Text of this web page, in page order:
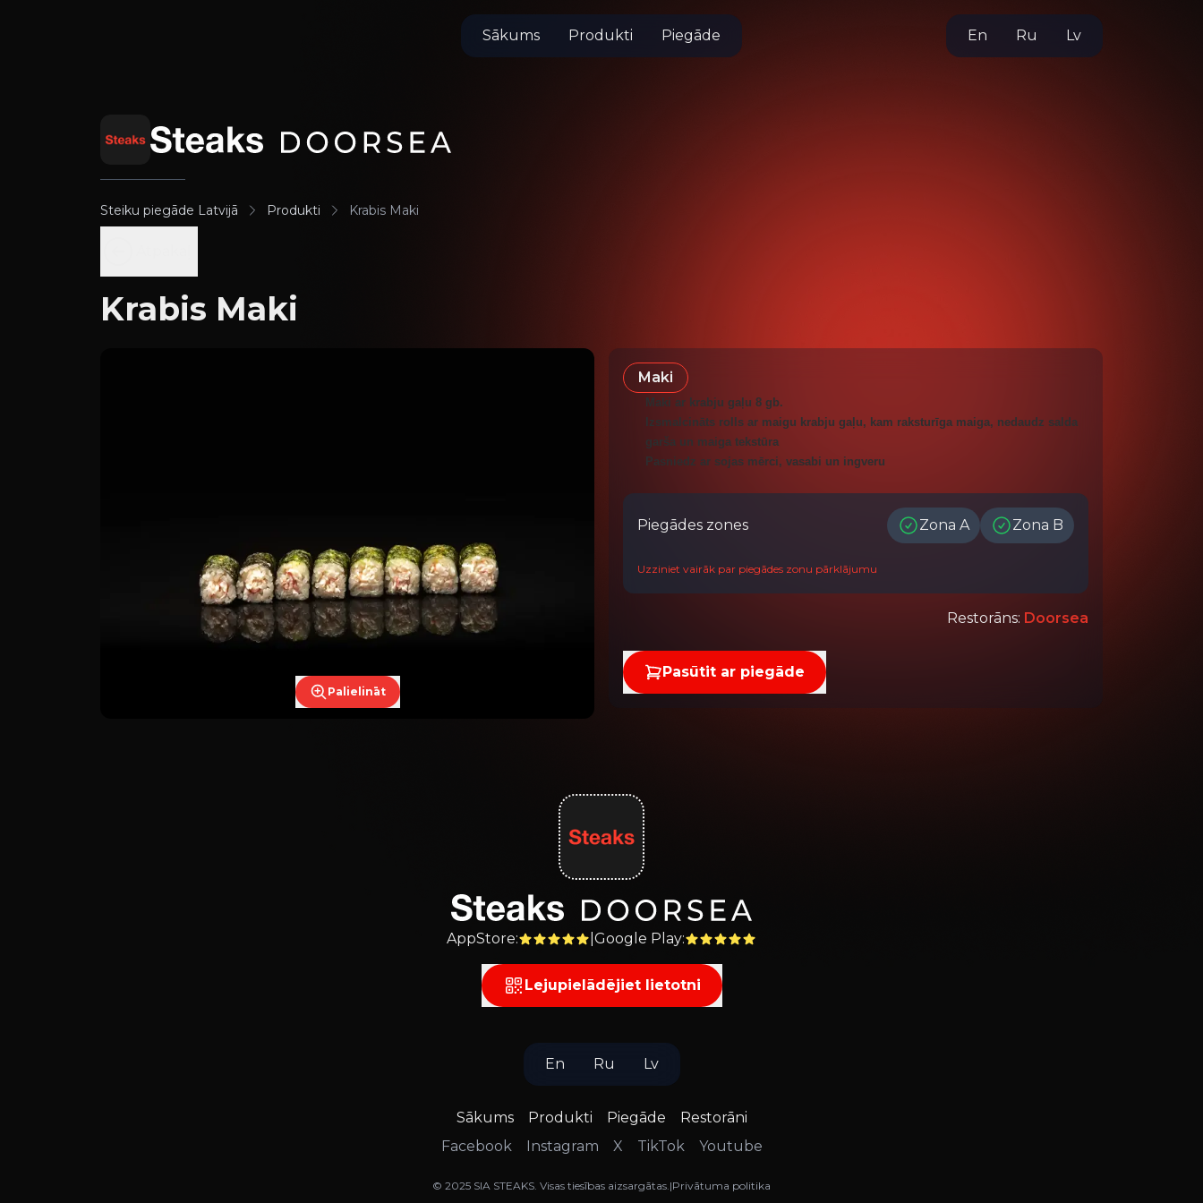
Sākums Produkti Piegāde En Ru Lv
Steiku piegāde Latvijā Produkti Krabis Maki
Krabis Maki
Palielināt
Maki
Maki ar krabju gaļu 8 gb.
Izsmalcināts rolls ar maigu krabju gaļu, kam raksturīga maiga, nedaudz salda
garša un maiga tekstūra
Pasniedz ar sojas mērci, vasabi un ingveru
Piegādes zones Zona A Zona B
Uzziniet vairāk par piegādes zonu pārklājumu
Restorāns: Doorsea
Pasūtit ar piegāde
AppStore: Google Play:
Lejupielādējiet lietotni
En Ru Lv
Sākums Produkti Piegāde
Restorāni
Facebook
Instagram X TikTok Youtube
© 2025 SIA STEAKS. Visas tiesības aizsargātas.|Privātuma politika